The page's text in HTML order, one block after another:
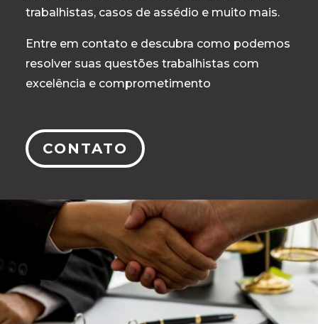
trabalhistas, casos de assédio e muito mais.
Entre em contato e descubra como podemos
resolver suas questões trabalhistas com
excelência e comprometimento
CONTATO